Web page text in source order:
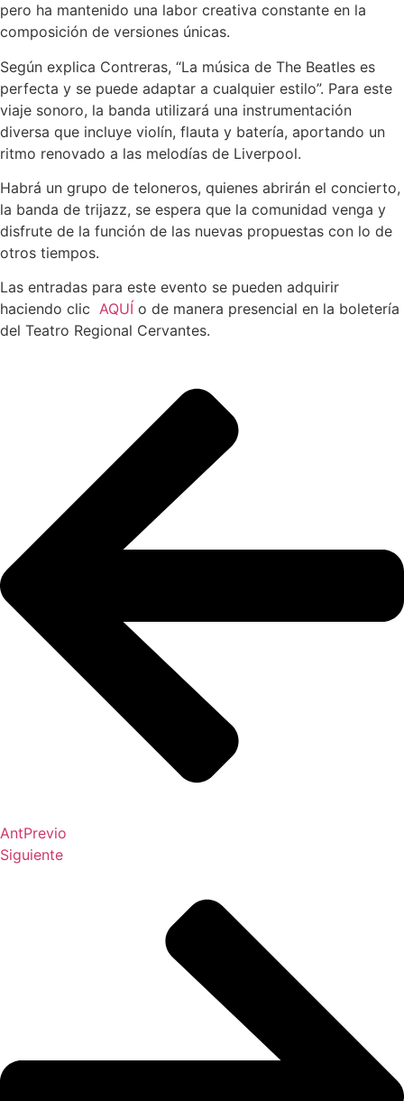
pero ha mantenido una labor creativa constante en la
composición de versiones únicas.
Según explica Contreras, “La música de The Beatles es
perfecta y se puede adaptar a cualquier estilo”. Para este
viaje sonoro, la banda utilizará una instrumentación
diversa que incluye violín, flauta y batería, aportando un
ritmo renovado a las melodías de Liverpool.
Habrá un grupo de teloneros, quienes abrirán el concierto,
la banda de trijazz, se espera que la comunidad venga y
disfrute de la función de las nuevas propuestas con lo de
otros tiempos.
Las entradas para este evento se pueden adquirir
haciendo clic AQUÍ o de manera presencial en la boletería
del Teatro Regional Cervantes.
AntPrevio
Siguiente